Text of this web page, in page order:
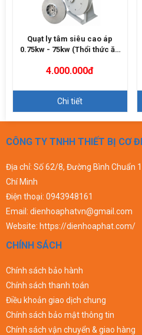
Quạt ly tâm siêu cao áp
0.75kw - 75kw (Thổi thức ăn
4.000.000đ
Chi tiết
CÔNG TY TNHH THIẾT BỊ CƠ
Địa chỉ: Số 62/8, Đường Bình Chuẩn
Chí Minh
Điện thoại: 0943948161
Email: dienhoaphatvn@gmail.com
Website: https://dienhoaphat.com/
CHÍNH SÁCH
Chính sách bảo hành
Chính sách thanh toán
Điều khoản giao dịch chung
Chính sách bảo mật thông tin
Chính sách vận chuyển & giao hàng